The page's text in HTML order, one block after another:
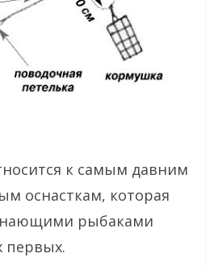
к самым давним
оснасткам, которая
рыбаками
первых.